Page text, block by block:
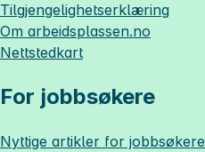
Tilgjengelighetserklæring
Om arbeidsplassen.no
Nettstedkart
For jobbsøkere
Nyttige artikler for jobbsøkere